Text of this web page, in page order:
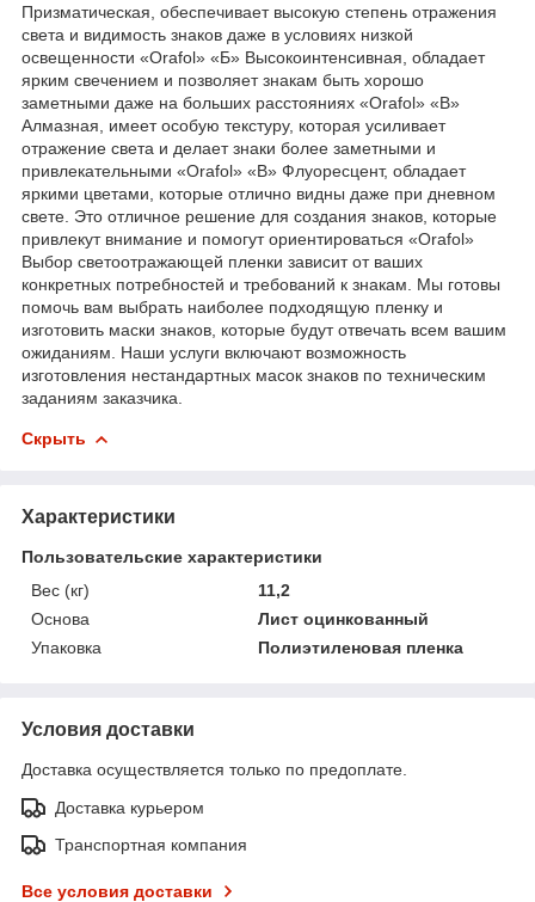
Призматическая, обеспечивает высокую степень отражения
света и видимость знаков даже в условиях низкой
освещенности «Orafol» «Б» Высокоинтенсивная, обладает
ярким свечением и позволяет знакам быть хорошо
заметными даже на больших расстояниях «Orafol» «В»
Алмазная, имеет особую текстуру, которая усиливает
отражение света и делает знаки более заметными и
привлекательными «Orafol» «В» Флуоресцент, обладает
яркими цветами, которые отлично видны даже при дневном
свете. Это отличное решение для создания знаков, которые
привлекут внимание и помогут ориентироваться «Orafol»
Выбор светоотражающей пленки зависит от ваших
конкретных потребностей и требований к знакам. Мы готовы
помочь вам выбрать наиболее подходящую пленку и
изготовить маски знаков, которые будут отвечать всем вашим
ожиданиям. Наши услуги включают возможность
изготовления нестандартных масок знаков по техническим
заданиям заказчика.
Скрыть
Характеристики
Пользовательские характеристики
Вес (кг)
11,2
Основа
Лист оцинкованный
Упаковка
Полиэтиленовая пленка
Условия доставки
Доставка осуществляется только по предоплате.
Доставка курьером
Транспортная компания
Все условия доставки